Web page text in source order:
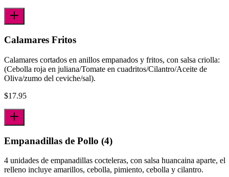
Calamares Fritos
Calamares cortados en anillos empanados y fritos, con salsa criolla:
(Cebolla roja en juliana/Tomate en cuadritos/Cilantro/Aceite de
Oliva/zumo del ceviche/sal).
$17.95
Empanadillas de Pollo (4)
4 unidades de empanadillas cocteleras, con salsa huancaina aparte, el
relleno incluye amarillos, cebolla, pimiento, cebolla y cilantro.